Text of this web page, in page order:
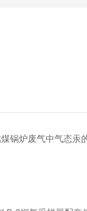
锅炉废气中气态汞